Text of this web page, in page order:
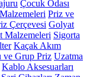
Çocuk Odası
Priz ve
Çerçevesi Golyat
Malzemeleri Sigorta
Kaçak Akım
ve Grup Priz Uzatma
Kablo Aksesuarları